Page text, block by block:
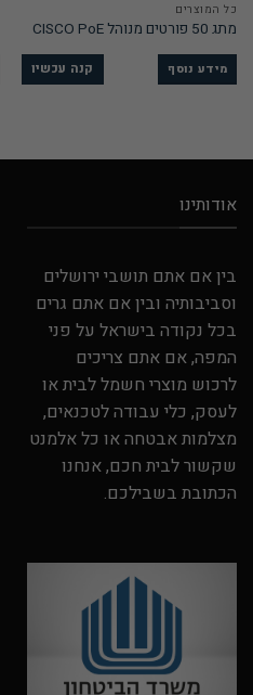
כל המוצרים
מתג 50 פורטים מנוהל CISCO PoE
מידע נוסף קנה עכשיו
אודותינו
בין אם אתם תושבי ירושלים
וסביבותיה ובין אם אתם גרים
בכל נקודה בישראל על פני
המפה, אם אתם צריכים
לרכוש מוצרי חשמל לבית או
לעסק, כלי עבודה לטכנאים,
מצלמות אבטחה או כל אלמנט
שקשור לבית חכם, אנחנו
הכתובת בשבילכם.